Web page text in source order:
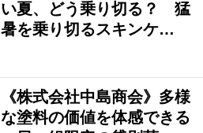
い夏、どう乗り切る？ 猛
暑を乗り切るスキンケ…
《株式会社中島商会》多様
な塗料の価値を体感できる